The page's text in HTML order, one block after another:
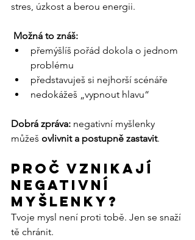
stres, úzkost a berou energii.
Možná to znáš:
přemýšlíš pořád dokola o jednom
problému
představuješ si nejhorší scénáře
nedokážeš „vypnout hlavu“
Dobrá zpráva: negativní myšlenky
můžeš ovlivnit a postupně zastavit.
Proč vznikají
negativní
myšlenky?
Tvoje mysl není proti tobě. Jen se snaží
tě chránit.